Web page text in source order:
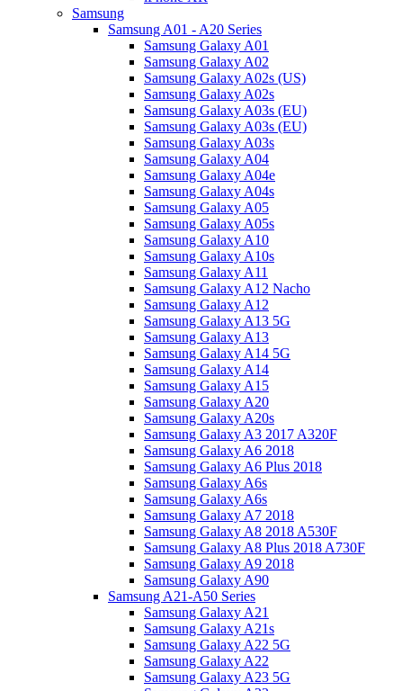
Samsung
Samsung A01 - A20 Series
Samsung Galaxy A01
Samsung Galaxy A02
Samsung Galaxy A02s (US)
Samsung Galaxy A02s
Samsung Galaxy A03s (EU)
Samsung Galaxy A03s (EU)
Samsung Galaxy A03s
Samsung Galaxy A04
Samsung Galaxy A04e
Samsung Galaxy A04s
Samsung Galaxy A05
Samsung Galaxy A05s
Samsung Galaxy A10
Samsung Galaxy A10s
Samsung Galaxy A11
Samsung Galaxy A12 Nacho
Samsung Galaxy A12
Samsung Galaxy A13 5G
Samsung Galaxy A13
Samsung Galaxy A14 5G
Samsung Galaxy A14
Samsung Galaxy A15
Samsung Galaxy A20
Samsung Galaxy A20s
Samsung Galaxy A3 2017 A320F
Samsung Galaxy A6 2018
Samsung Galaxy A6 Plus 2018
Samsung Galaxy A6s
Samsung Galaxy A6s
Samsung Galaxy A7 2018
Samsung Galaxy A8 2018 A530F
Samsung Galaxy A8 Plus 2018 A730F
Samsung Galaxy A9 2018
Samsung Galaxy A90
Samsung A21-A50 Series
Samsung Galaxy A21
Samsung Galaxy A21s
Samsung Galaxy A22 5G
Samsung Galaxy A22
Samsung Galaxy A23 5G